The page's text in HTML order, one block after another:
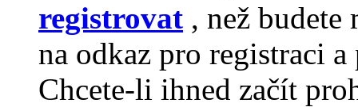
registrovat , než
na odkaz pro registraci
Chcete-li ihned začít